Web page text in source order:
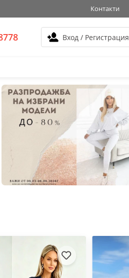
Контакти
Вход / Регистрация